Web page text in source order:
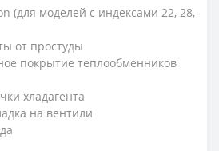
(для моделей с индексами 22, 28,
от простуды
покрытие теплообменников
хладагента
на вентили